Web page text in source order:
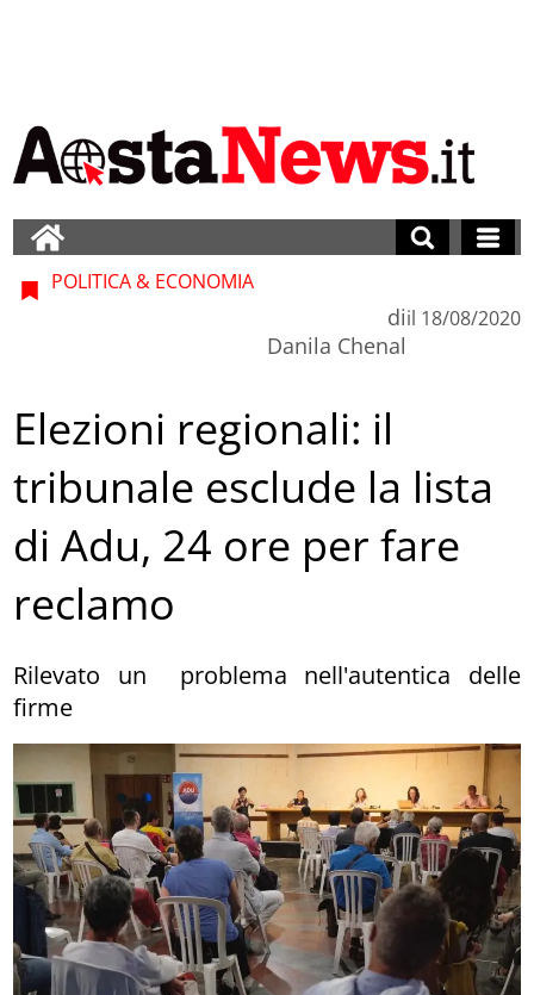
POLITICA & ECONOMIA
di
Danila Chenal
il 18/08/2020
Elezioni regionali: il
tribunale esclude la lista
di Adu, 24 ore per fare
reclamo
Rilevato un problema nell'autentica delle
firme